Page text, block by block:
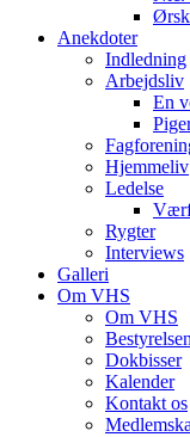
Anekdoter
Indledning
Arbejdsliv
En
Hjemmeliv
Ledelse
Rygter
Interviews
Galleri
Om VHS
Om VHS
Dokbisser
Kalender
Kontakt os